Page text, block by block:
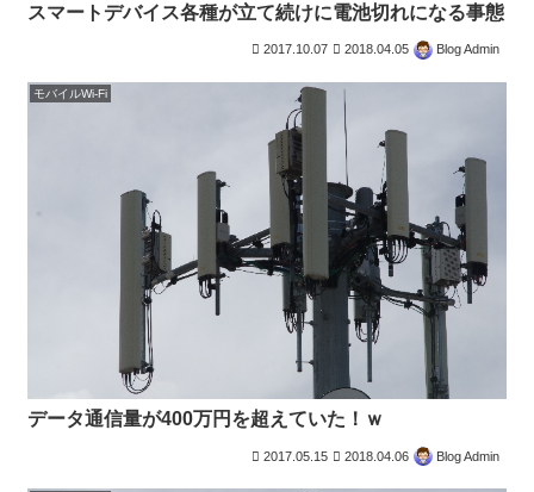
スマートデバイス各種が立て続けに電池切れになる事態
2017.10.07 2018.04.05 Blog Admin
モバイルWi-Fi
データ通信量が400万円を超えていた！ｗ
2017.05.15 2018.04.06 Blog Admin